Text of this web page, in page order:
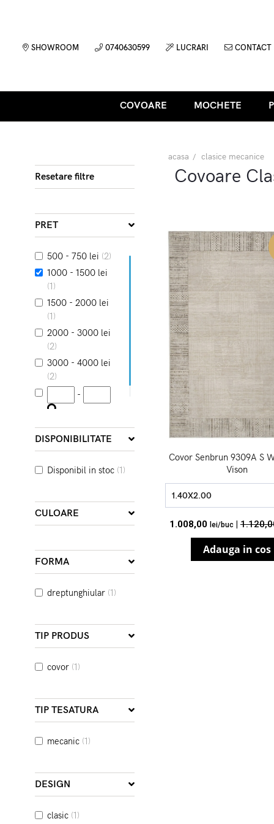
SHOWROOM 0740630599 LUCRARI CONTACT
COVOARE MOCHETE
Resetare filtre
PRET
500 - 750 lei (2)
1000 - 1500 lei
(1)
1500 - 2000 lei
(1)
2000 - 3000 lei
(2)
3000 - 4000 lei
(2)
-
DISPONIBILITATE
Disponibil in stoc (1)
CULOARE
FORMA
dreptunghiular (1)
TIP PRODUS
covor (1)
TIP TESATURA
mecanic (1)
DESIGN
clasic (1)
acasa clasice mecanice
Covoare
Covor Senbrun 9309A S
Vison
1.40X2.00
1.008,00 lei/buc |
Adauga in cos